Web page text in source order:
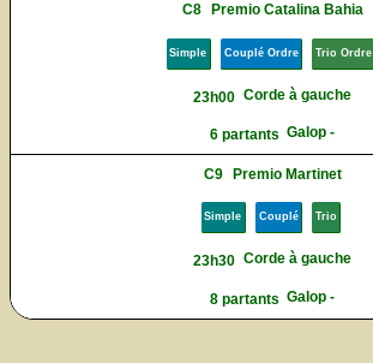
C8 Premio Catalina Bahia
Simple Couplé Ordre Trio Ordre
23h00 Corde à gauche
6 partants Galop -
C9 Premio Martinet
Simple Couplé Trio
23h30 Corde à gauche
8 partants Galop -